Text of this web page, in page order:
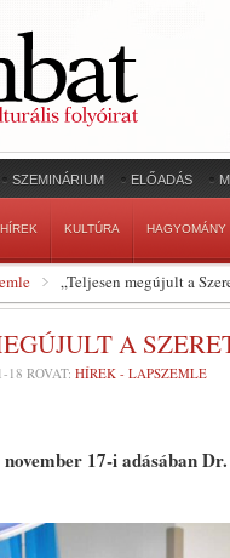
SZEMINÁRIUM ELŐADÁS
HÍREK KULTÚRA HAGYOMÁNY
„Teljesen megújult a
A
18 ROVAT: HÍREK - LAPSZEMLE
17-i adásában